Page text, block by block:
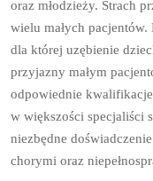
oraz młodzieży. Strach
wielu małych
dla której uzębienie
przyjazny małym
odpowiednie
w większości specjaliści
niezbędne
chorymi oraz